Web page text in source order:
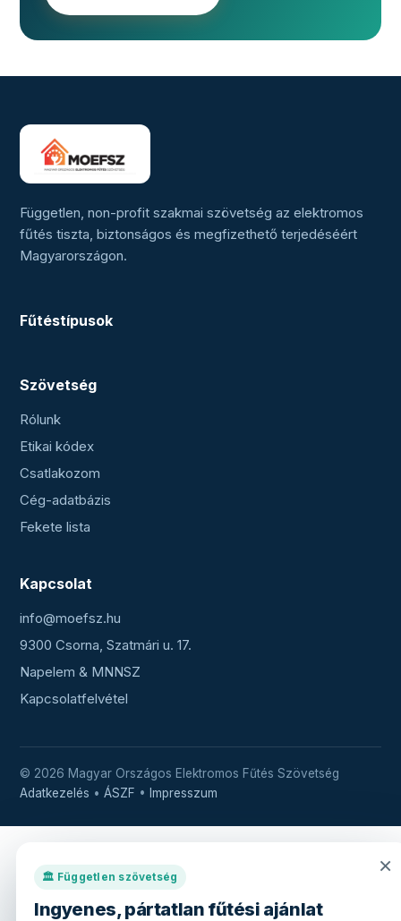
Független, non-profit szakmai szövetség az elektromos
fűtés tiszta, biztonságos és megfizethető terjedéséért
Magyarországon.
Fűtéstípusok
Szövetség
Rólunk
Etikai kódex
Csatlakozom
Cég-adatbázis
Fekete lista
Kapcsolat
info@moefsz.hu
9300 Csorna, Szatmári u. 17.
Napelem & MNNSZ
Kapcsolatfelvétel
© 2026 Magyar Országos Elektromos Fűtés Szövetség
Adatkezelés • ÁSZF • Impresszum
×
🏛️ Független szövetség
Ingyenes, pártatlan fűtési ajánlat